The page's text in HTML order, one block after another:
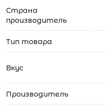
Страна
производитель
Тип товара
Вкус
Производитель